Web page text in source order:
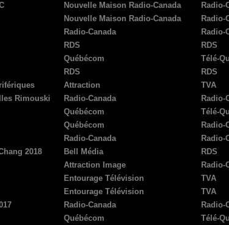
Nouvelle Maison Radio-Canada Radio-
Nouvelle Maison Radio-Canada Radio-
Radio-Canada Radio-
RDS RDS
Québécom Télé-
RDS RDS
Attraction TVA
Rimouski
Radio-Canada Radio-
Québécom Télé-
Québécom Radio-
Radio-Canada Radio-
2018
Bell Média RDS
Attraction Image Radio-
Entourage Télévision TVA
Entourage Télévision TVA
Radio-Canada Radio-
Québécom Télé-